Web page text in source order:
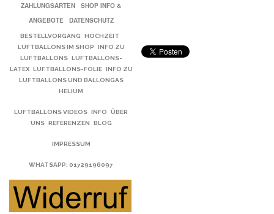
ZAHLUNGSARTEN
SHOP INFO &
ANGEBOTE
DATENSCHUTZ
BESTELLVORGANG
HOCHZEIT
LUFTBALLONS IM SHOP
INFO ZU
LUFTBALLONS LUFTBALLONS-
LATEX LUFTBALLONS-FOLIE INFO ZU
LUFTBALLONS UND BALLONGAS
HELIUM
LUFTBALLONS VIDEOS INFO
ÜBER
UNS REFERENZEN BLOG
IMPRESSUM
WHATSAPP: 01729196097